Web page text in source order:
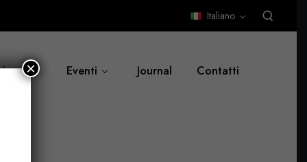
Italiano
Eventi Journal Contatti
×